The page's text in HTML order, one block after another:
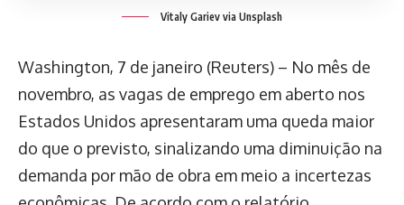
Vitaly Gariev via Unsplash
Washington, 7 de janeiro (Reuters) – No mês de
novembro, as vagas de emprego em aberto nos
Estados Unidos apresentaram uma queda maior
do que o previsto, sinalizando uma diminuição na
demanda por mão de obra em meio a incertezas